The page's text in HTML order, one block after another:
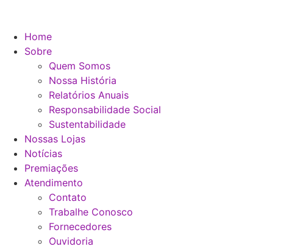
Home
Sobre
Quem Somos
Nossa História
Relatórios Anuais
Responsabilidade Social
Sustentabilidade
Nossas Lojas
Notícias
Premiações
Atendimento
Contato
Trabalhe Conosco
Fornecedores
Ouvidoria